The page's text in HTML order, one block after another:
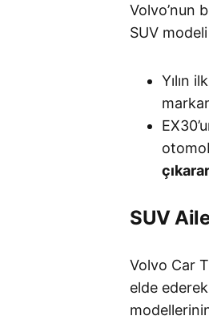
Volvo’nun
SUV modeli
Yılın
SUV
Volvo Car
elde